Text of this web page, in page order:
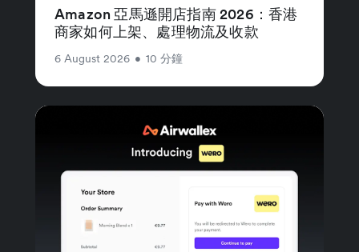
Amazon 亞馬遜開店指南 2026：香港
商家如何上架、處理物流及收款
6 August 2026 • 10 分鐘